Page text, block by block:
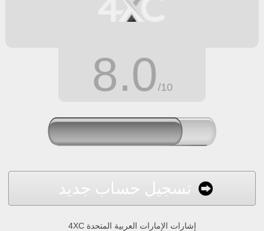
8.0 /10
تسجيل حساب جديد
4XC إشارات الإمارات العربية المتحدة